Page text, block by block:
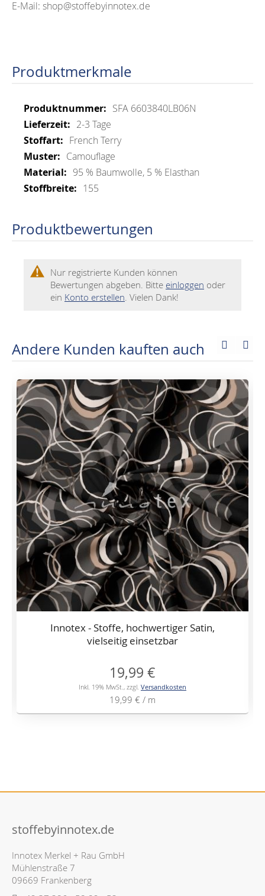
E-Mail: shop@stoffebyinnotex.de
Produktmerkmale
Mehr
Informationen
SFA 6603840LB06N
2-3 Tage
French Terry
Camouflage
95 % Baumwolle, 5 % Elasthan
155
Produktbewertungen
Nur registrierte Kunden können
Bewertungen abgeben. Bitte einloggen oder
ein Konto erstellen. Vielen Dank!
Andere Kunden kauften auch
Innotex - Stoffe, hochwertiger Satin,
vielseitig einsetzbar
19,99 €
Inkl. 19% MwSt., zzgl. Versandkosten
19,99 € / m
stoffebyinnotex.de
Innotex Merkel + Rau GmbH
Mühlenstraße 7
09669 Frankenberg